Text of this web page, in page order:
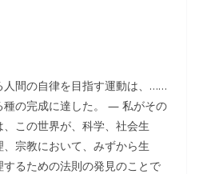
人間の自律を目指す運動は、……
種の完成に達した。 ― 私がその
この世界が、科学、社会生
宗教において、みずから生
るための法則の発見のことで